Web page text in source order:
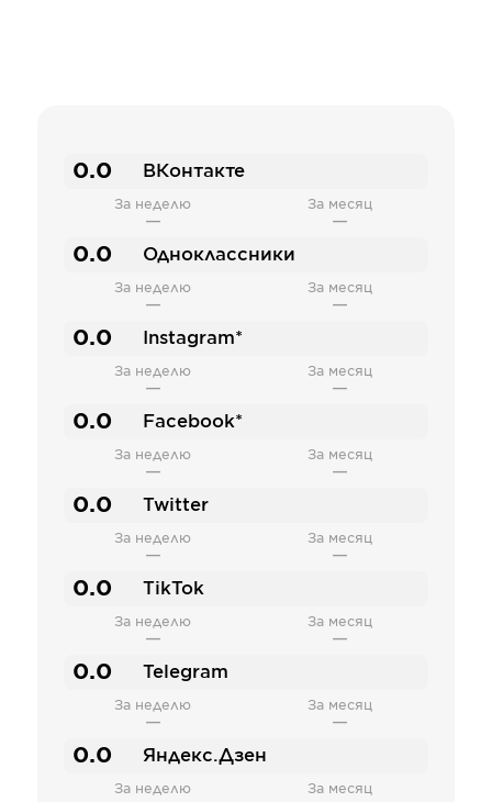
0.0 ВКонтакте
За неделю
—
За месяц
—
0.0 Одноклассники
За неделю
—
За месяц
—
0.0 Instagram*
За неделю
—
За месяц
—
0.0 Facebook*
За неделю
—
За месяц
—
0.0 Twitter
За неделю
—
За месяц
—
0.0 TikTok
За неделю
—
За месяц
—
0.0 Telegram
За неделю
—
За месяц
—
0.0 Яндекс.Дзен
За неделю За месяц